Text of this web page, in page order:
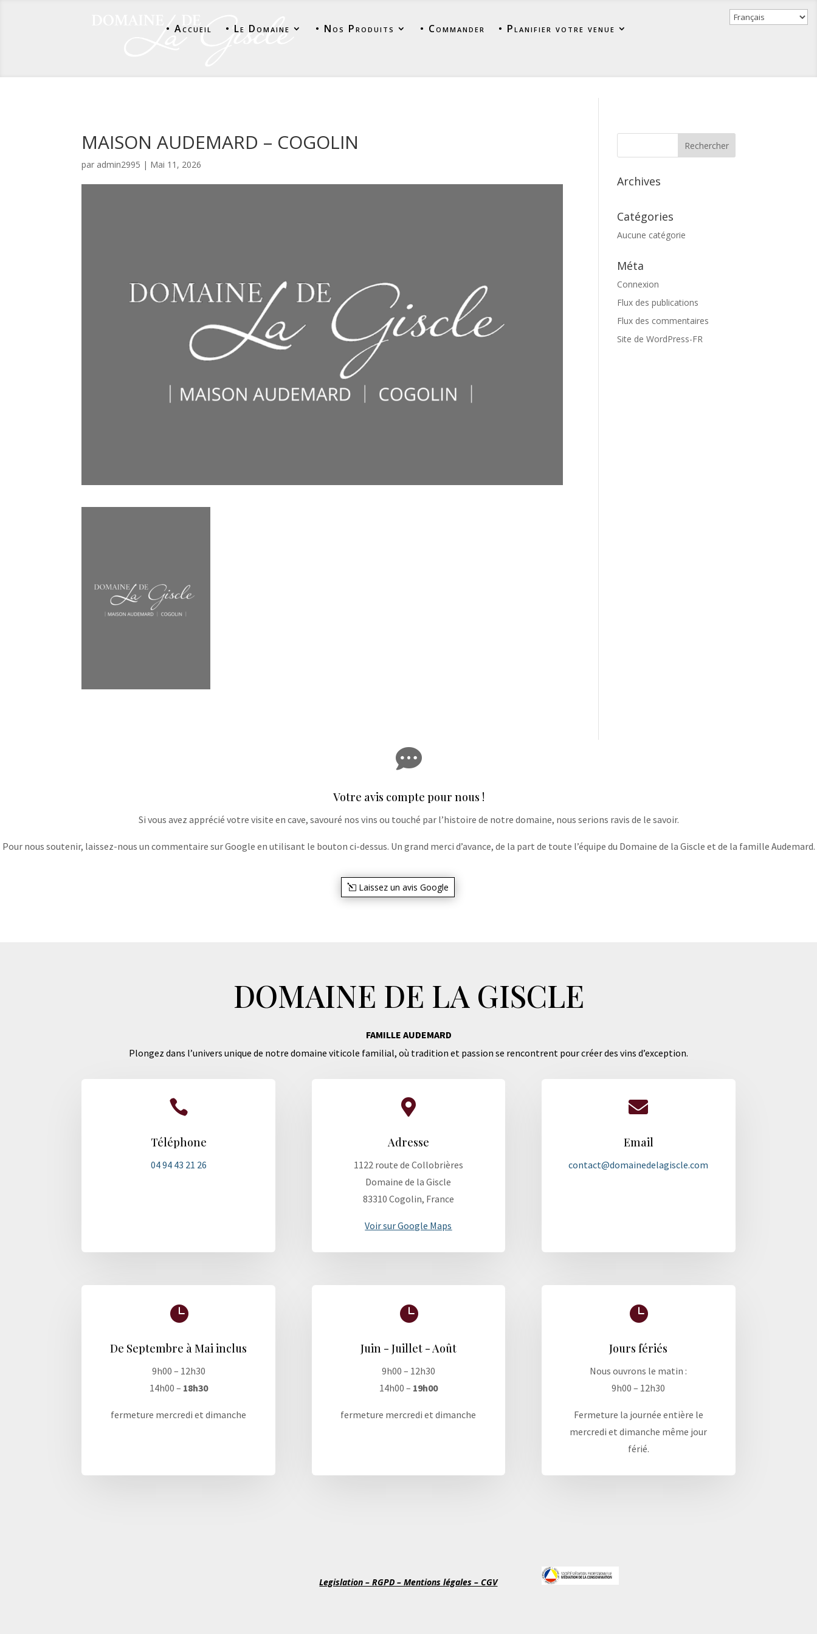
• Accueil • Le Domaine • Nos Produits • Commander • Planifier votre venue
MAISON AUDEMARD – COGOLIN
par admin2995 | Mai 11, 2026
Archives
Catégories
Aucune catégorie
Méta
Connexion
Flux des publications
Flux des commentaires
Site de WordPress-FR

Votre avis compte pour nous !
Si vous avez apprécié votre visite en cave, savouré nos vins ou touché par l’histoire de notre domaine, nous serions ravis de le savoir.
Pour nous soutenir, laissez-nous un commentaire sur Google en utilisant le bouton ci-dessus. Un grand merci d’avance, de la part de toute l’équipe du Domaine de la Giscle et de la famille Audemard.
Laissez un avis Google
DOMAINE DE LA GISCLE
FAMILLE AUDEMARD
Plongez dans l’univers unique de notre domaine viticole familial, où tradition et passion se rencontrent pour créer des vins d’exception.

Téléphone
04 94 43 21 26

Adresse
1122 route de Collobrières
Domaine de la Giscle
83310 Cogolin, France
Voir sur Google Maps

Email
contact@domainedelagiscle.com

De Septembre à Mai inclus
9h00 – 12h30
14h00 – 18h30
fermeture mercredi et dimanche

Juin - Juillet - Août
9h00 – 12h30
14h00 – 19h00
fermeture mercredi et dimanche

Jours fériés
Nous ouvrons le matin :
9h00 – 12h30
Fermeture la journée entière le
mercredi et dimanche même jour
férié.
Legislation – RGPD – Mentions légales – CGV